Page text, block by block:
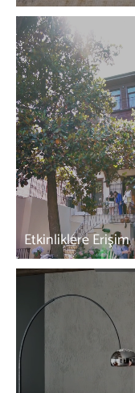
Etkinliklere Erişim